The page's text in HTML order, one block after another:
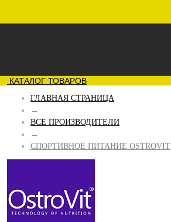
КАТАЛОГ ТОВАРОВ
ГЛАВНАЯ СТРАНИЦА
→
ВСЕ ПРОИЗВОДИТЕЛИ
→
СПОРТИВНОЕ ПИТАНИЕ OSTROVIT